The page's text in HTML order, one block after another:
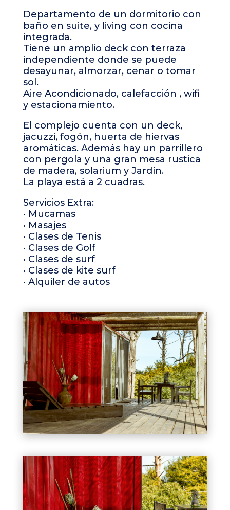
Departamento de un dormitorio con
baño en suite, y living con cocina
integrada.
Tiene un amplio deck con terraza
independiente donde se puede
desayunar, almorzar, cenar o tomar
sol.
Aire Acondicionado, calefacción , wifi
y estacionamiento.
El complejo cuenta con un deck,
jacuzzi, fogón, huerta de hiervas
aromáticas. Además hay un parrillero
con pergola y una gran mesa rustica
de madera, solarium y Jardín.
La playa está a 2 cuadras.
Servicios Extra:
• Mucamas
• Masajes
• Clases de Tenis
• Clases de Golf
• Clases de surf
• Clases de kite surf
• Alquiler de autos